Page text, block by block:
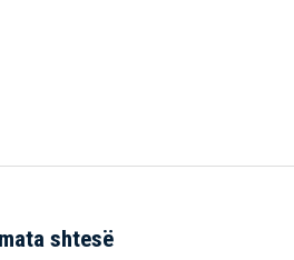
shtesë